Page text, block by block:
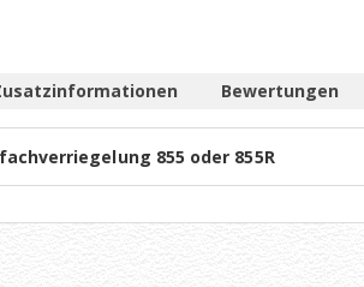
855 oder 855R
Bewertungen